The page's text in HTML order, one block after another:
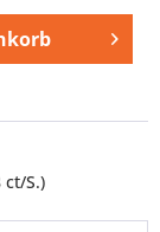
ct/S.)